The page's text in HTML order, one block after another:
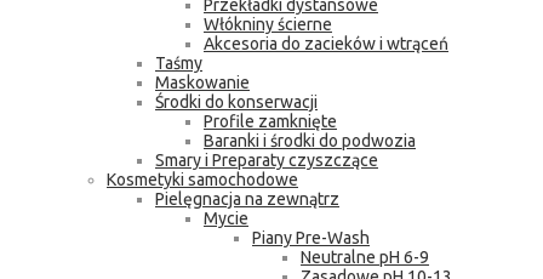
Przekładki dystansowe
Włókniny ścierne
Akcesoria do zacieków i wtrąceń
Taśmy
Maskowanie
Środki do konserwacji
Profile zamknięte
Baranki i środki do podwozia
Smary i Preparaty czyszczące
Kosmetyki samochodowe
Pielęgnacja na zewnątrz
Mycie
Piany Pre-Wash
Neutralne pH 6-9